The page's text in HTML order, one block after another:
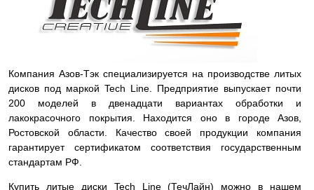
Компания Азов-Тэк специализируется на производстве литых
дисков под маркой Tech Line. Предприятие выпускает почти
200 моделей в двенадцати вариантах обработки и
лакокрасочного покрытия. Находится оно в городе Азов,
Ростовской области. Качество своей продукции компания
гарантирует сертификатом соответствия государственным
стандартам РФ.
Купить литые диски Tech Line (ТечЛайн) можно в нашем